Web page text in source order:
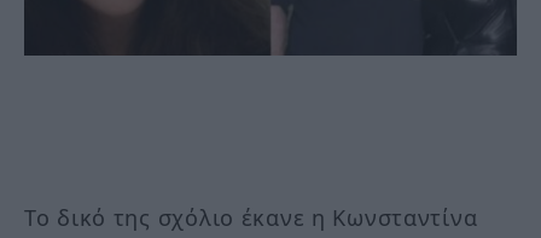
Το δικό της σχόλιο έκανε η Κωνσταντίνα